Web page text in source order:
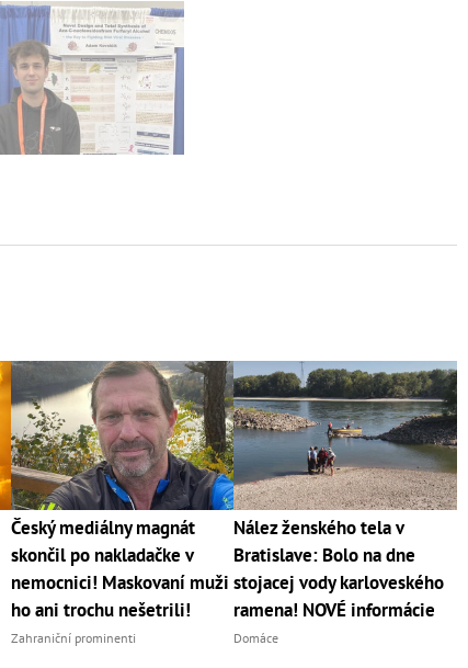
Český mediálny magnát
skončil po nakladačke v
nemocnici! Maskovaní muži
ho ani trochu nešetrili!
Zahraniční prominenti
Nález ženského tela v
Bratislave: Bolo na dne
stojacej vody karloveského
ramena! NOVÉ informácie
Domáce